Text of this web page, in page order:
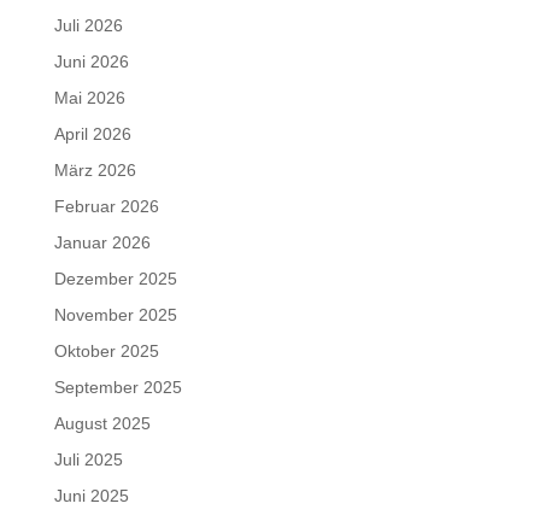
Juli 2026
Juni 2026
Mai 2026
April 2026
März 2026
Februar 2026
Januar 2026
Dezember 2025
November 2025
Oktober 2025
September 2025
August 2025
Juli 2025
Juni 2025